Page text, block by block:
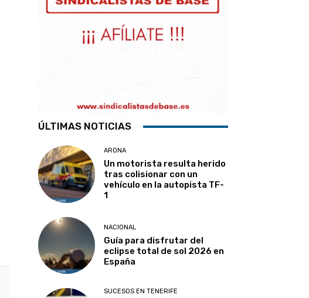
ÚLTIMAS NOTICIAS
ARONA
Un motorista resulta herido
tras colisionar con un
vehículo en la autopista TF-
1
NACIONAL
Guía para disfrutar del
eclipse total de sol 2026 en
España
SUCESOS EN TENERIFE